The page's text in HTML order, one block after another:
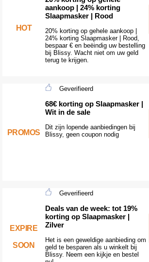
HOT
aankoop | 24% korting
Slaapmasker | Rood
20% korting op gehele aankoop |
24% korting Slaapmasker | Rood,
bespaar € en beëindig uw bestelling
bij Blissy. Wacht niet om uw geld
terug te krijgen.
PROMOS
Geverifieerd
68€ korting op Slaapmasker |
Wit in de sale
Dit zijn lopende aanbiedingen bij
Blissy, geen coupon nodig
EXPIRE
SOON
Geverifieerd
Deals van de week: tot 19%
korting op Slaapmasker |
Zilver
Het is een geweldige aanbieding om
geld te besparen als u winkelt bij
Blissy. Neem een kijkje en bestel